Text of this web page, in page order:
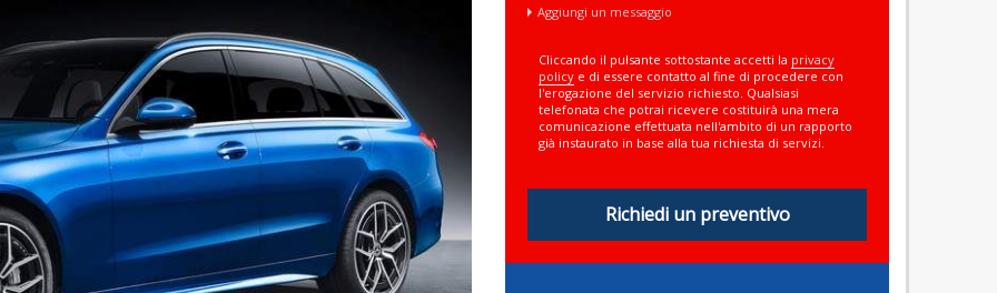
Aggiungi un messaggio
Cliccando il pulsante sottostante accetti la privacy
policy e di essere contatto al fine di procedere con
l'erogazione del servizio richiesto. Qualsiasi
telefonata che potrai ricevere costituirà una mera
comunicazione effettuata nell'ambito di un rapporto
già instaurato in base alla tua richiesta di servizi.
Richiedi un preventivo